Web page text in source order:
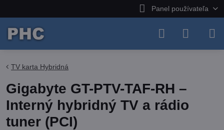
Panel používateľa
TV karta Hybridná
Gigabyte GT-PTV-TAF-RH –
Interný hybridný TV a rádio
tuner (PCI)